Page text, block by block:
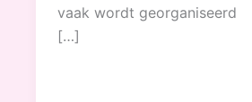
vaak wordt georganiseerd
[…]